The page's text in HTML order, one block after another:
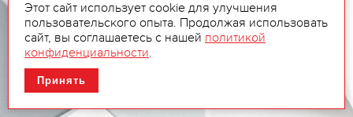
Этот сайт использует cookie для улучшения
пользовательского опыта. Продолжая использовать
сайт, вы соглашаетесь с нашей политикой
конфиденциальности.
Принять